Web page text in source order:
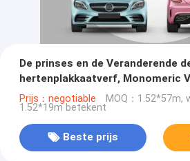
De prinses en de Veranderende
hertenplakkaatverf, Monomeric
Kleurenverschuiving
Prijs：negotiable MOQ：1.52*57m,
1.52*19m betekent
Beste prijs